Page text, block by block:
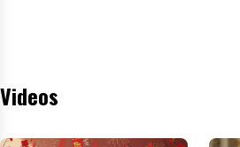
Videos